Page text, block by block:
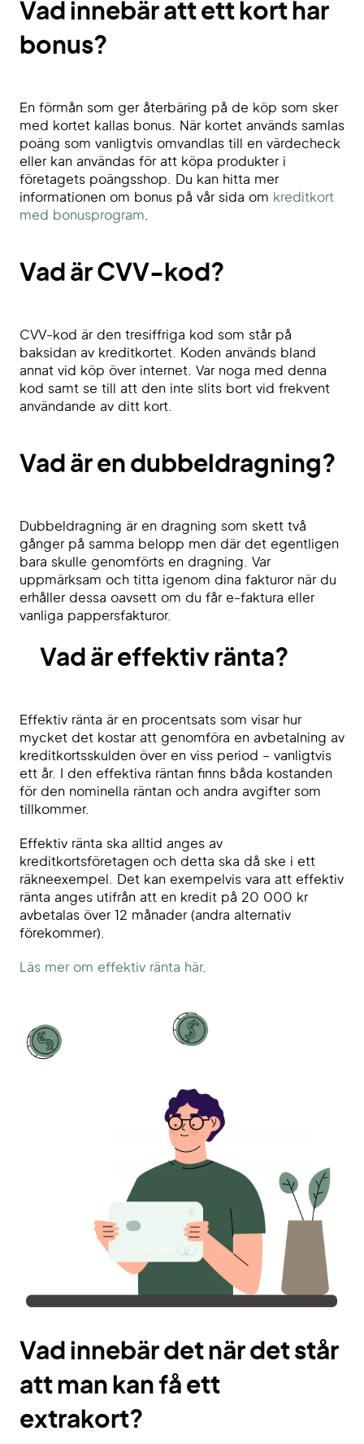
Vad innebär att ett kort har
bonus?
En förmån som ger återbäring på de köp som sker
med kortet kallas bonus. När kortet används samlas
poäng som vanligtvis omvandlas till en värdecheck
eller kan användas för att köpa produkter i
företagets poängsshop. Du kan hitta mer
informationen om bonus på vår sida om kreditkort
med bonusprogram.
Vad är CVV-kod?
CVV-kod är den tresiffriga kod som står på
baksidan av kreditkortet. Koden används bland
annat vid köp över internet. Var noga med denna
kod samt se till att den inte slits bort vid frekvent
användande av ditt kort.
Vad är en dubbeldragning?
Dubbeldragning är en dragning som skett två
gånger på samma belopp men där det egentligen
bara skulle genomförts en dragning. Var
uppmärksam och titta igenom dina fakturor när du
erhåller dessa oavsett om du får e-faktura eller
vanliga pappersfakturor.
Vad är effektiv ränta?
Effektiv ränta är en procentsats som visar hur
mycket det kostar att genomföra en avbetalning av
kreditkortsskulden över en viss period – vanligtvis
ett år. I den effektiva räntan finns båda kostanden
för den nominella räntan och andra avgifter som
tillkommer.
Effektiv ränta ska alltid anges av
kreditkortsföretagen och detta ska då ske i ett
räkneexempel. Det kan exempelvis vara att effektiv
ränta anges utifrån att en kredit på 20 000 kr
avbetalas över 12 månader (andra alternativ
förekommer).
Läs mer om effektiv ränta här.
Vad innebär det när det står
att man kan få ett
extrakort?